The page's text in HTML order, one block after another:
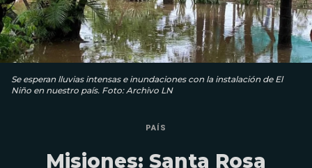
Se esperan lluvias intensas e inundaciones con la instalación de El
Niño en nuestro país. Foto: Archivo LN
PAÍS
Misiones: Santa Rosa